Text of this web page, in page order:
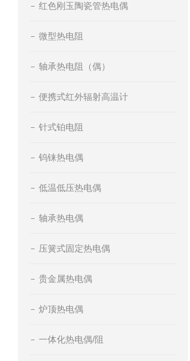
红色刚玉陶瓷管热电偶
微型热电阻
轴承热电阻（偶）
便携式红外辐射高温计
针式铂电阻
钨铼热电偶
低温低压热电偶
轴承热电偶
压簧式固定热电偶
贵金属热电偶
炉顶热电偶
一体化热电偶/阻